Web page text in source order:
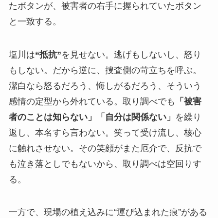
たボタンが、被害者の右手に握られていたボタン
と一致する。
塩川は“抵抗”を見せない。逃げもしないし、怒り
もしない。だから逆に、捜査側の苛立ちを呼ぶ。
潔白なら怒るだろう、悔しがるだろう、そういう
感情の定型から外れている。取り調べでも
「被害
者のことは知らない」「自分は関係ない」 を繰り
返し、本名すら言わない。笑って受け流し、核心
に触れさせない。その笑顔がまた厄介で、反抗で
も泣き落としでもないから、取り調べは空回りす
る。
一方で、現場の植え込みに“運び込まれた痕”がある